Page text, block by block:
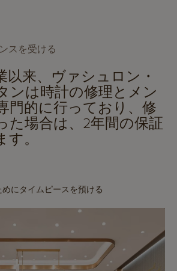
スを受ける
以来、ヴァシュロン・
ンは時計の修理とメン
門的に行っており、修
た場合は、2年間の保証
。
にタイムピースを預ける